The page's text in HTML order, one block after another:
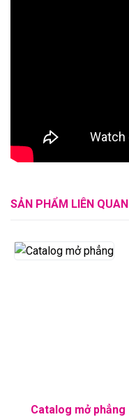
SẢN PHẨM LIÊN QUAN
Catalog mở phẳng